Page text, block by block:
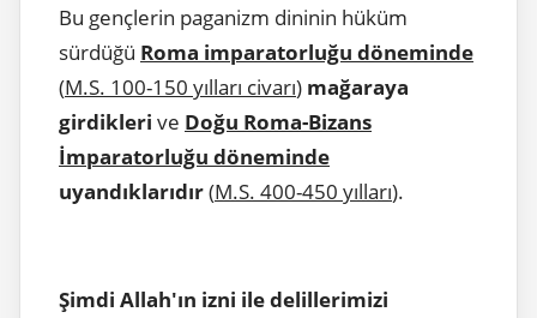
Bu gençlerin paganizm dininin hüküm
sürdüğü Roma imparatorluğu döneminde
(M.S. 100-150 yılları civarı) mağaraya
girdikleri ve Doğu Roma-Bizans
İmparatorluğu döneminde
uyandıklarıdır(M.S. 400-450 yılları).
Şimdi Allah'ın izni ile delillerimizi